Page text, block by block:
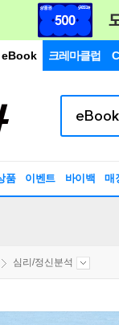
eBook 크레마클럽
품 이벤트 바이백 매
심리/정신분석